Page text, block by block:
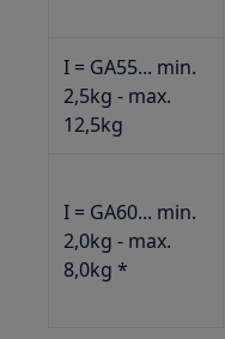
I = GA55... min.
2,5kg - max.
12,5kg
I = GA60... min.
2,0kg - max.
8,0kg *